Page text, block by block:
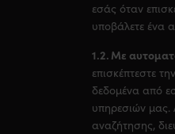
εσάς όταν
υποβάλετε ένα
1.2. Με
επισκέπτεστε
δεδομένα από
υπηρεσιών μας.
αναζήτησης,